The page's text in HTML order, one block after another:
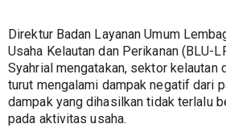
Direktur Badan Layanan Umum
Usaha Kelautan dan Perikanan (BLU-
Syahrial mengatakan, sektor kelautan
turut mengalami dampak negatif dari
dampak yang dihasilkan tidak terlalu
pada aktivitas usaha.